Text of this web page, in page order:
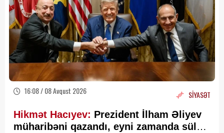
16:08 / 08 Avqust 2026 SİYASƏT
Hikmət Hacıyev: Prezident İlham Əliyev
müharibəni qazandı, eyni zamanda sülhü